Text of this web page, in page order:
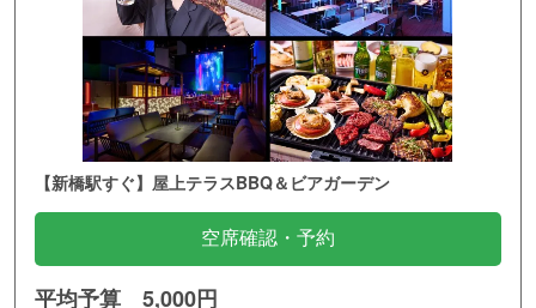
【新橋駅すぐ】屋上テラスBBQ＆ビアガーデン
空席確認・予約
平均予算 5,000円